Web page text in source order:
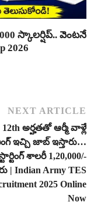
స్కాలర్షిప్.. వెంటనే
2026
NEXT ARTICLE
12th అర్హతతో ఆర్మీ వాళ్లే
ఇచ్చి జాబ్ ఇస్తారు…
శాలరీ 1,20,000/-
| Indian Army TES
2025 Online
Now